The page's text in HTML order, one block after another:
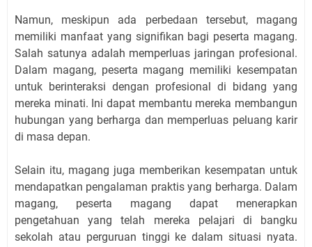
Namun, meskipun ada perbedaan tersebut, magang
memiliki manfaat yang signifikan bagi peserta magang.
Salah satunya adalah memperluas jaringan profesional.
Dalam magang, peserta magang memiliki kesempatan
untuk berinteraksi dengan profesional di bidang yang
mereka minati. Ini dapat membantu mereka membangun
hubungan yang berharga dan memperluas peluang karir
di masa depan.
Selain itu, magang juga memberikan kesempatan untuk
mendapatkan pengalaman praktis yang berharga. Dalam
magang, peserta magang dapat menerapkan
pengetahuan yang telah mereka pelajari di bangku
sekolah atau perguruan tinggi ke dalam situasi nyata.